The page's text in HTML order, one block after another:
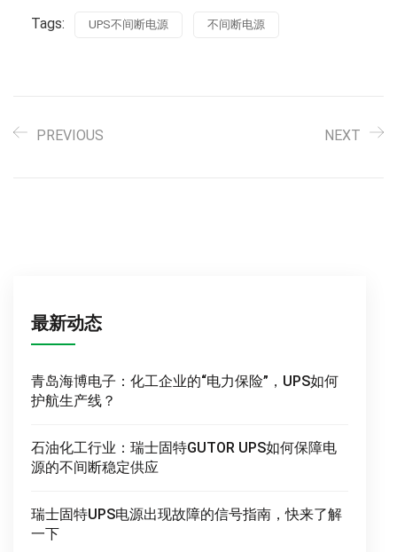
Tags: UPS不间断电源 不间断电源
PREVIOUS NEXT
最新动态
青岛海博电子：化工企业的“电力保险”，UPS如何
护航生产线？
石油化工行业：瑞士固特GUTOR UPS如何保障电
源的不间断稳定供应
瑞士固特UPS电源出现故障的信号指南，快来了解
一下